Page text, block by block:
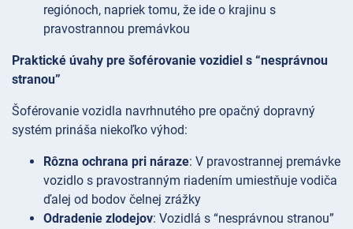
regiónoch, napriek tomu, že ide o krajinu s
pravostrannou premávkou
Praktické úvahy pre šoférovanie vozidiel s “nesprávnou
stranou”
Šoférovanie vozidla navrhnutého pre opačný dopravný
systém prináša niekoľko výhod:
Rôzna ochrana pri náraze: V pravostrannej premávke
vozidlo s pravostranným riadením umiestňuje vodiča
ďalej od bodov čelnej zrážky
Odradenie zlodejov: Vozidlá s “nesprávnou stranou”